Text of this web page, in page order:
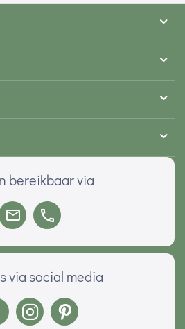
bereikbaar via
via social media